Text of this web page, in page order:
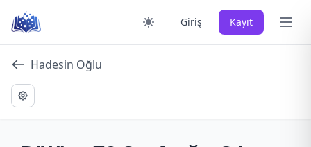
content
Giriş Kayıt Ana
Hadesin Oğlu